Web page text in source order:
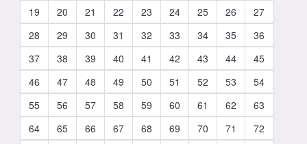
19
20 21 22 23 24 25 26
27
28
29 30 31 32 33 34 35
36
37
38 39 40 41 42 43 44
45
46
47 48 49 50 51 52 53
54
55
56 57 58 59 60 61 62
63
64
65 66 67 68 69 70 71
72